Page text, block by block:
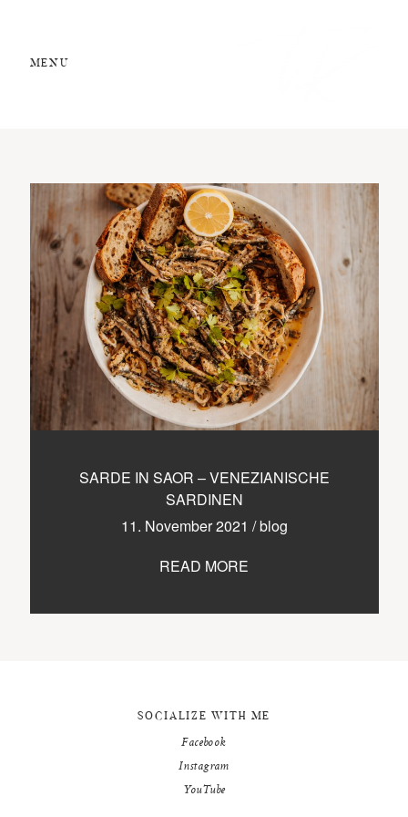
MENU
SARDE IN SAOR – VENEZIANISCHE
SARDINEN
11. November 2021 /blog
READ MORE
Kochschule
Rezepte
Über mich
Kontakt
9500 / VILLACH / KÄRNTEN
SOCIALIZE WITH ME
Facebook
Instagram
YouTube